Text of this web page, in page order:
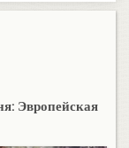
Эвропейская